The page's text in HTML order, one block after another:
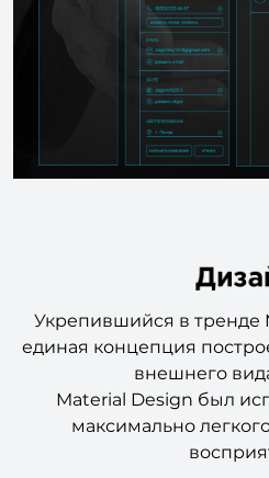
Укрепившийся в тренде
единая концепция
внешнего
Material Design был
максимально